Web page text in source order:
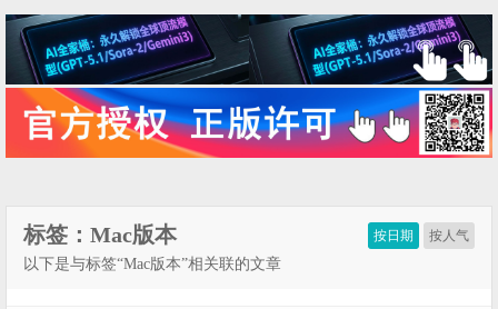
按日期 按人气
标签：Mac版本
以下是与标签“Mac版本”相关联的文章